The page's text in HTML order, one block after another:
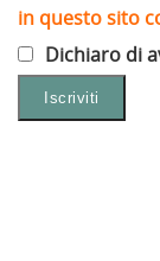
in questo sito
Dichiaro di